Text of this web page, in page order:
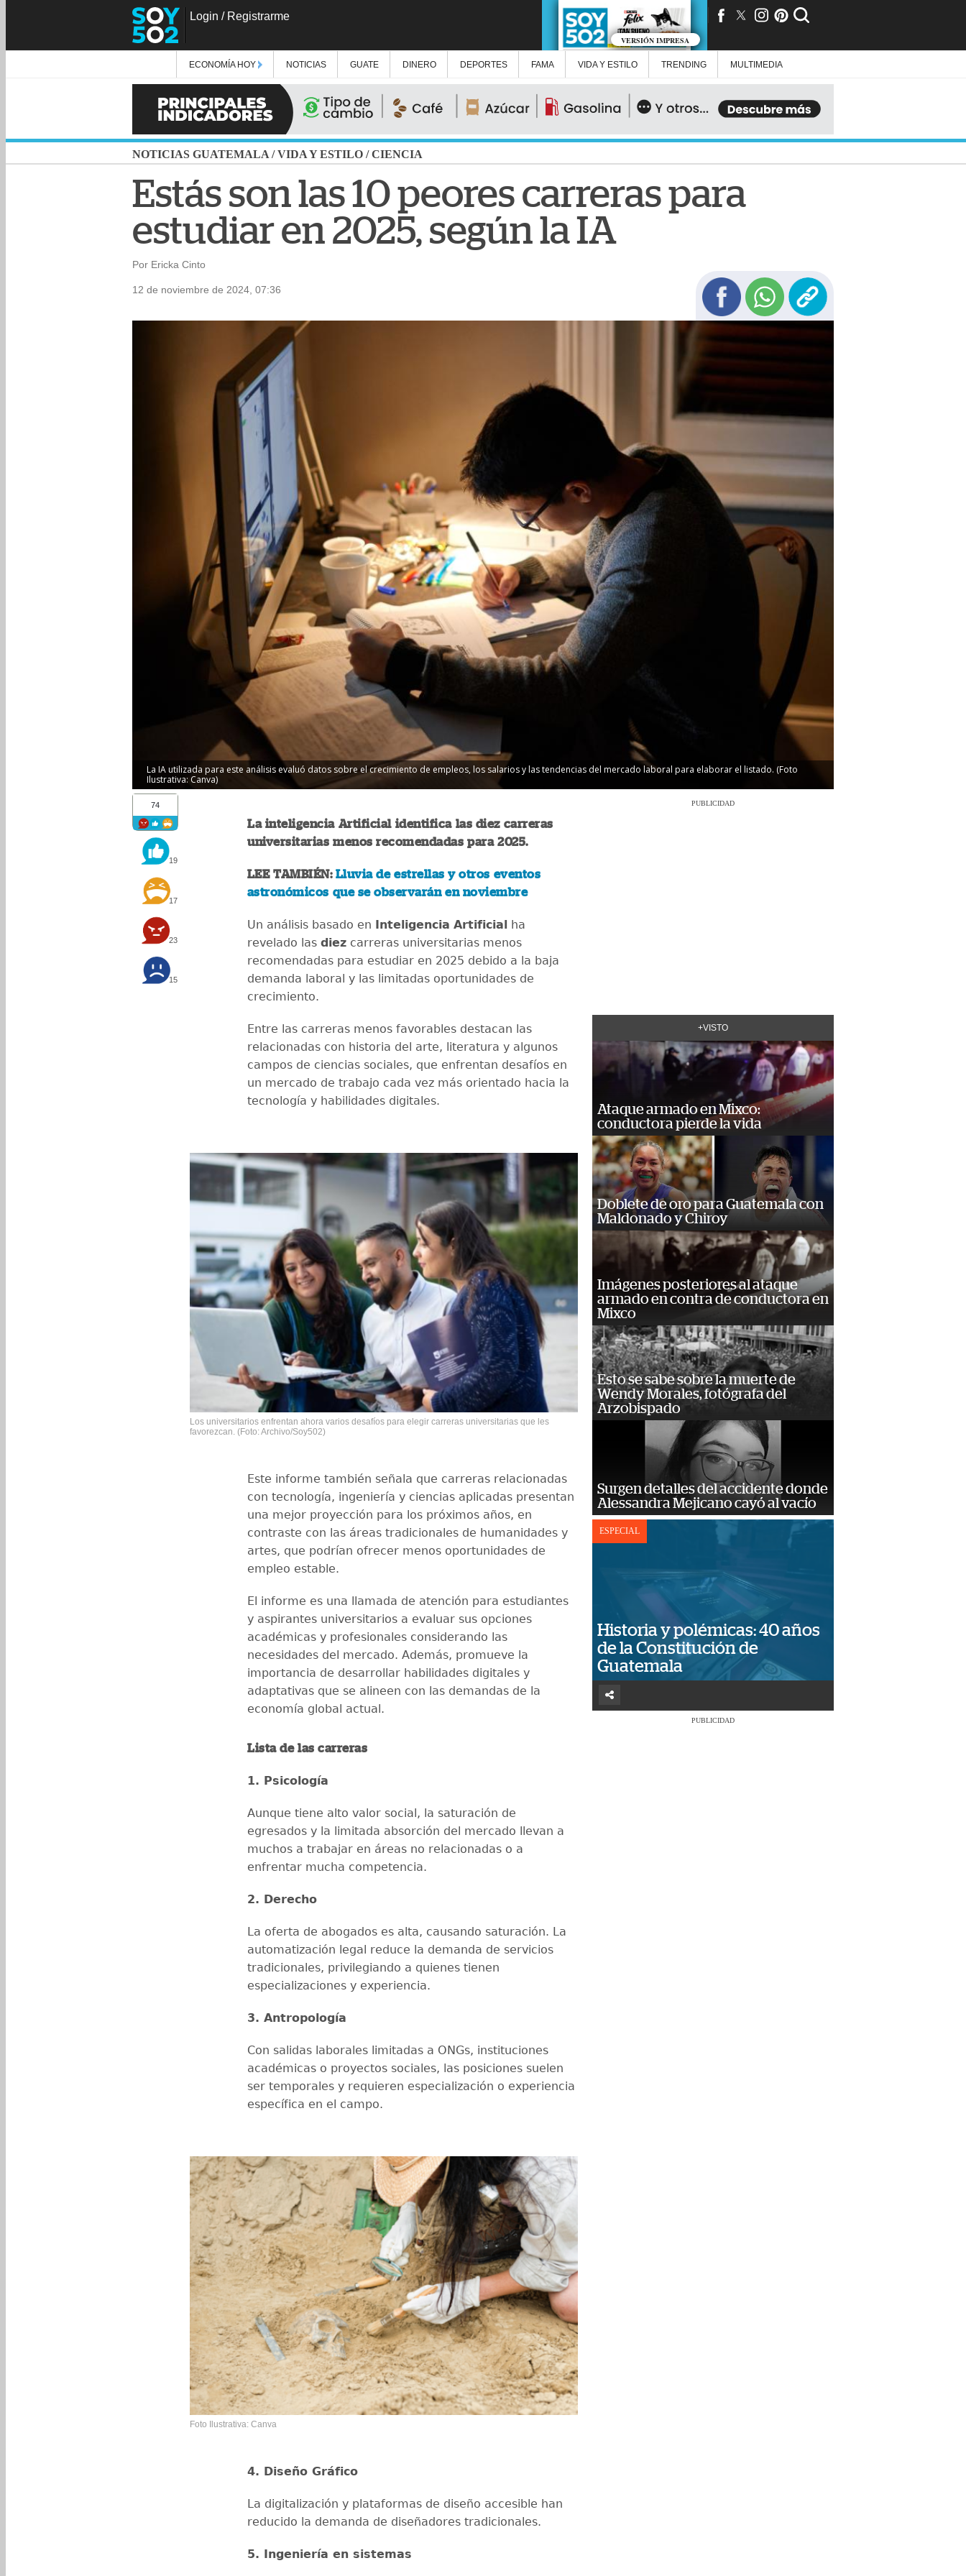
Login / Registrarme
VERSIÓN IMPRESA
ECONOMÍA HOY NOTICIAS GUATE DINERO DEPORTES FAMA VIDA Y ESTILO TRENDING MULTIMEDIA
NOTICIAS GUATEMALA /VIDA Y ESTILO /CIENCIA
Estás son las 10 peores carreras para
estudiar en 2025, según la IA
Por Ericka Cinto
12 de noviembre de 2024, 07:36
La IA utilizada para este análisis evaluó datos sobre el crecimiento de empleos, los salarios y las tendencias del mercado laboral para elaborar el listado. (Foto
Ilustrativa: Canva)
74
19
17
23
15
La inteligencia Artificial identifica las diez carreras
universitarias menos recomendadas para 2025.
LEE TAMBIÉN: Lluvia de estrellas y otros eventos
astronómicos que se observarán en noviembre
Un análisis basado en Inteligencia Artificial ha
revelado las diez carreras universitarias menos
recomendadas para estudiar en 2025 debido a la baja
demanda laboral y las limitadas oportunidades de
crecimiento.
Entre las carreras menos favorables destacan las
relacionadas con historia del arte, literatura y algunos
campos de ciencias sociales, que enfrentan desafíos en
un mercado de trabajo cada vez más orientado hacia la
tecnología y habilidades digitales.
Los universitarios enfrentan ahora varios desafíos para elegir carreras universitarias que les
favorezcan. (Foto: Archivo/Soy502)
Este informe también señala que carreras relacionadas
con tecnología, ingeniería y ciencias aplicadas presentan
una mejor proyección para los próximos años, en
contraste con las áreas tradicionales de humanidades y
artes, que podrían ofrecer menos oportunidades de
empleo estable.
El informe es una llamada de atención para estudiantes
y aspirantes universitarios a evaluar sus opciones
académicas y profesionales considerando las
necesidades del mercado. Además, promueve la
importancia de desarrollar habilidades digitales y
adaptativas que se alineen con las demandas de la
economía global actual.
Lista de las carreras
1. Psicología
Aunque tiene alto valor social, la saturación de
egresados y la limitada absorción del mercado llevan a
muchos a trabajar en áreas no relacionadas o a
enfrentar mucha competencia.
2. Derecho
La oferta de abogados es alta, causando saturación. La
automatización legal reduce la demanda de servicios
tradicionales, privilegiando a quienes tienen
especializaciones y experiencia.
3. Antropología
Con salidas laborales limitadas a ONGs, instituciones
académicas o proyectos sociales, las posiciones suelen
ser temporales y requieren especialización o experiencia
específica en el campo.
Foto Ilustrativa: Canva
4. Diseño Gráfico
La digitalización y plataformas de diseño accesible han
reducido la demanda de diseñadores tradicionales.
5. Ingeniería en sistemas
PUBLICIDAD
+VISTO
Ataque armado en Mixco:
conductora pierde la vida
Doblete de oro para Guatemala con
Maldonado y Chiroy
Imágenes posteriores al ataque
armado en contra de conductora en
Mixco
Esto se sabe sobre la muerte de
Wendy Morales, fotógrafa del
Arzobispado
Surgen detalles del accidente donde
Alessandra Mejicano cayó al vacío
ESPECIAL
Historia y polémicas: 40 años
de la Constitución de
Guatemala
PUBLICIDAD